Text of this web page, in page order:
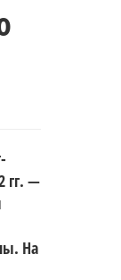
гг. —
На